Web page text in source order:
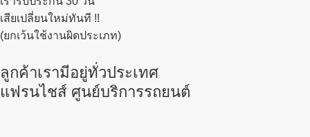
เสียเปลี่ยนใหม่ทันที !!
(ยกเว้นใช้งานผิดประเภท)
ลูกค้าเรามีอยู่ทั่วประเทศ
แฟรนไชส์ ศูนย์บริการรถยนต์